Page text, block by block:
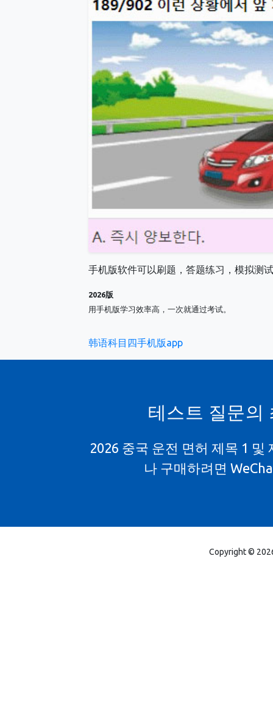
手机版软件可以刷题，答题练习，模拟测
2026版
用手机版学习效率高，一次就通过考试。
韩语科目四手机版app
테스트 질문의
2026 중국 운전 면허 제목 1
나 구매하려면
Copyright ©